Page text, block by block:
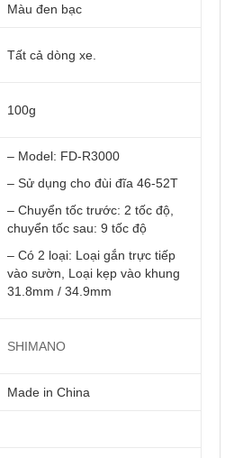
Màu đen bạc
Tất cả dòng xe.
100g
– Model: FD-R3000
– Sử dụng cho đùi đĩa 46-52T
– Chuyển tốc trước: 2 tốc độ,
chuyển tốc sau: 9 tốc độ
– Có 2 loại: Loại gắn trực tiếp
vào sườn, Loại kẹp vào khung
31.8mm / 34.9mm
SHIMANO
Made in China